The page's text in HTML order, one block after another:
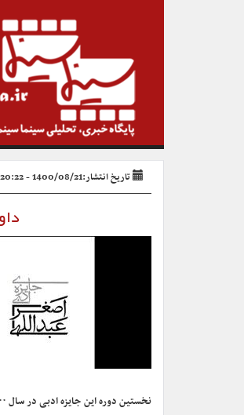
تاریخ انتشار:1400/08/21 - 20:22